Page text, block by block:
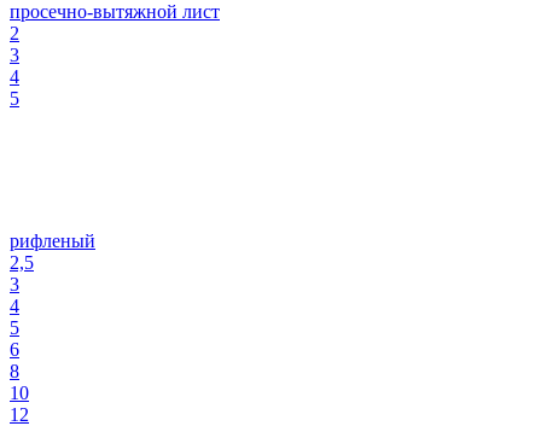
просечно-вытяжной лист
2
3
4
5
рифленый
2,5
3
4
5
6
8
10
12